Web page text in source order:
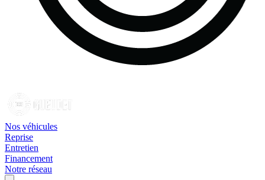
Nos véhicules
Reprise
Entretien
Financement
Notre réseau